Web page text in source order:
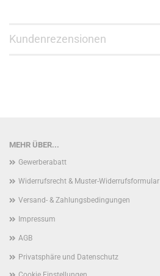
Kundenrezensionen
MEHR ÜBER...
Gewerberabatt
Widerrufsrecht & Muster-Widerrufsformular
Versand- & Zahlungsbedingungen
Impressum
AGB
Privatsphäre und Datenschutz